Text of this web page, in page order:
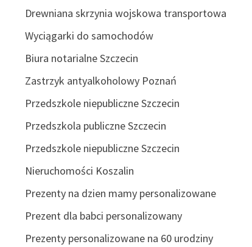
Drewniana skrzynia wojskowa transportowa
Wyciągarki do samochodów
Biura notarialne Szczecin
Zastrzyk antyalkoholowy Poznań
Przedszkole niepubliczne Szczecin
Przedszkola publiczne Szczecin
Przedszkole niepubliczne Szczecin
Nieruchomości Koszalin
Prezenty na dzien mamy personalizowane
Prezent dla babci personalizowany
Prezenty personalizowane na 60 urodziny